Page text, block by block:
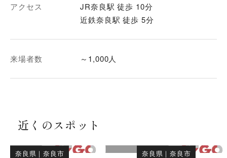
アクセス
JR奈良駅 徒歩 10分
近鉄奈良駅 徒歩 5分
来場者数 ～1,000人
近くのスポット
奈良県 ｜奈良市
奈良県 ｜奈良市